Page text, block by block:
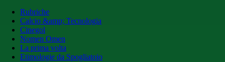
Rubriche
Calcio &amp; Tecnologia
Cinegol
Nomen Omen
La prima volta
Etimologie da Spogliatoio